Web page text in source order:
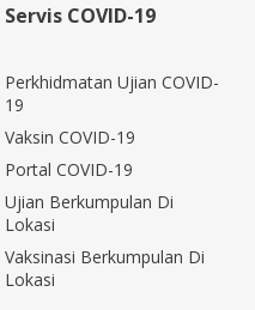
Servis COVID-19
Perkhidmatan Ujian COVID-
19
Vaksin COVID-19
Portal COVID-19
Ujian Berkumpulan Di
Lokasi
Vaksinasi Berkumpulan Di
Lokasi